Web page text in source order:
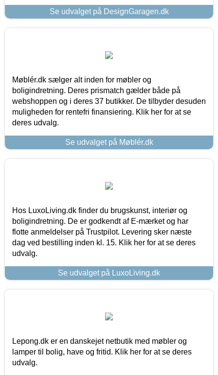
Se udvalget på DesignGaragen.dk
Møblér.dk sælger alt inden for møbler og
boligindretning. Deres prismatch gælder både på
webshoppen og i deres 37 butikker. De tilbyder desuden
muligheden for rentefri finansiering. Klik her for at se
deres udvalg.
Se udvalget på Møblér.dk
Hos LuxoLiving.dk finder du brugskunst, interiør og
boligindretning. De er godkendt af E-mærket og har
flotte anmeldelser på Trustpilot. Levering sker næste
dag ved bestilling inden kl. 15. Klik her for at se deres
udvalg.
Se udvalget på LuxoLiving.dk
Lepong.dk er en danskejet netbutik med møbler og
lamper til bolig, have og fritid. Klik her for at se deres
udvalg.